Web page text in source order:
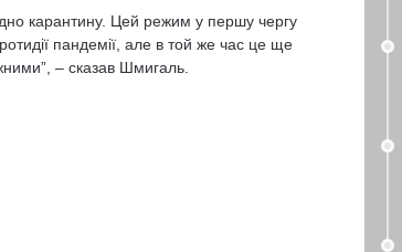
карантину. Цей режим у першу чергу
пандемії, але в той же час це ще
– сказав Шмигаль.